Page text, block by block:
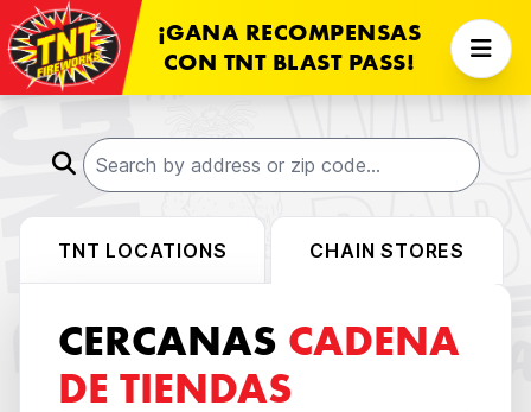
¡GANA RECOMPENSAS
CON TNT BLAST PASS!
TNT LOCATIONS CHAIN STORES
CERCANAS CADENA
DE TIENDAS